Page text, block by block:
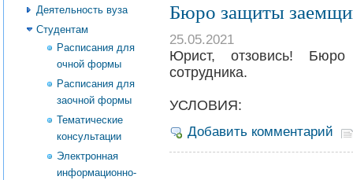
Деятельность вуза
Студентам
Расписания для
очной формы
Расписания для
заочной формы
Тематические
консультации
Электронная
информационно-
Бюро защиты
25.05.2021
Юрист, отзовись!
сотрудника.
УСЛОВИЯ:
Добавить комментарий